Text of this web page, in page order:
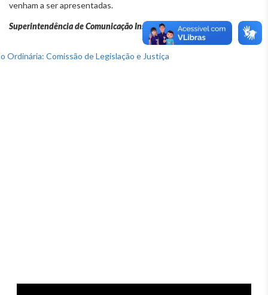
venham a ser apresentadas.
Superintendência de Comunicação Institucional